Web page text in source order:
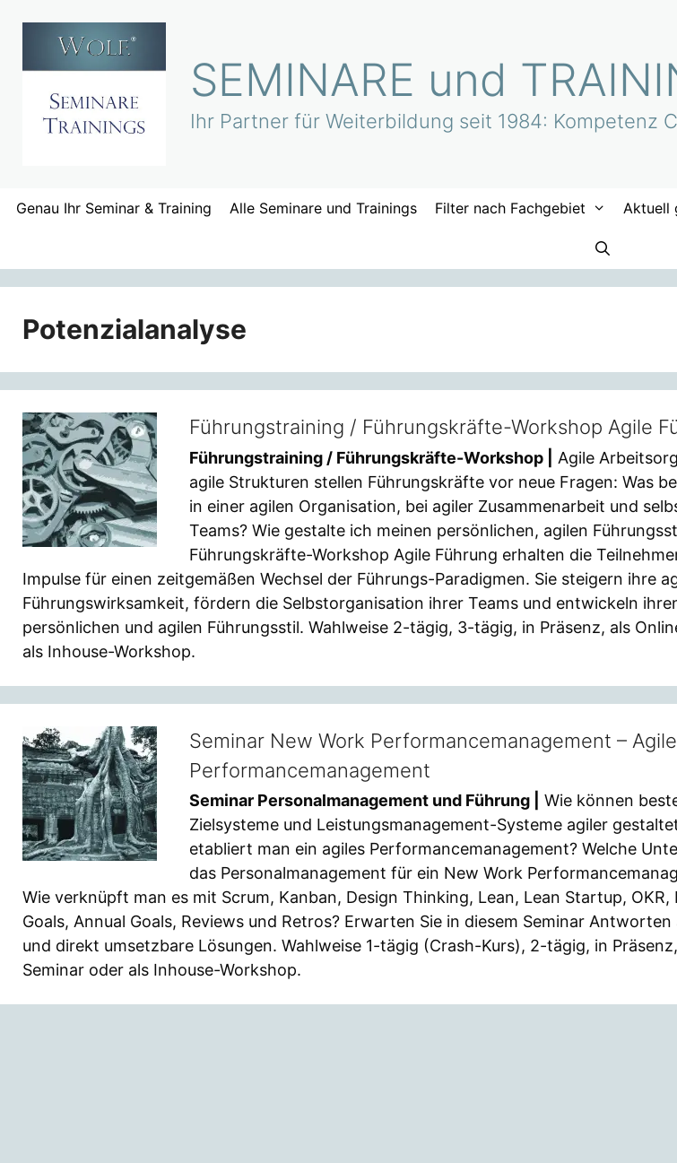
springen
SEMINARE und
Ihr Partner für Weiterbildung seit 1984: Kompetenz
Genau Ihr Seminar & Training Alle Seminare und Trainings Filter nach Fachgebiet Aktuell
Potenzialanalyse
Führungstraining / Führungskräfte-Workshop Agile
Führungstraining / Führungskräfte-Workshop |
Agile
agile Strukturen stellen Führungskräfte vor neue Fragen: Was
in einer agilen Organisation, bei agiler Zusammenarbeit und
Teams? Wie gestalte ich meinen persönlichen, agilen
Führungskräfte-Workshop Agile Führung erhalten die
Impulse für einen zeitgemäßen Wechsel der Führungs-Paradigmen. Sie steigern ihre
Führungswirksamkeit, fördern die Selbstorganisation ihrer Teams und entwickeln
persönlichen und agilen Führungsstil. Wahlweise 2-tägig, 3-tägig, in Präsenz, als
als Inhouse-Workshop.
Seminar New Work Performancemanagement –
Performancemanagement
Seminar Personalmanagement und Führung |
Wie können
Zielsysteme und Leistungsmanagement-Systeme agiler
etabliert man ein agiles Performancemanagement? Welche
das Personalmanagement für ein New Work
Wie verknüpft man es mit Scrum, Kanban, Design Thinking, Lean, Lean Startup, OKR,
Goals, Annual Goals, Reviews und Retros? Erwarten Sie in diesem Seminar
und direkt umsetzbare Lösungen. Wahlweise 1-tägig (Crash-Kurs), 2-tägig, in
Seminar oder als Inhouse-Workshop.